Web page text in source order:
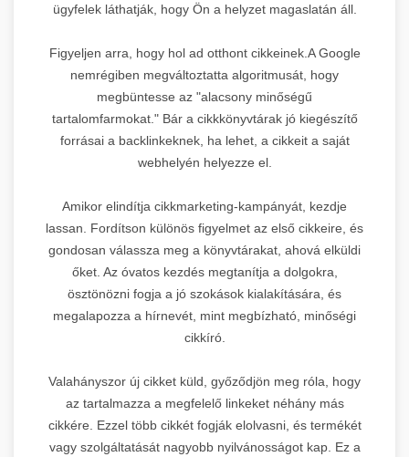
ügyfelek láthatják, hogy Ön a helyzet magaslatán áll.
Figyeljen arra, hogy hol ad otthont cikkeinek.A Google
nemrégiben megváltoztatta algoritmusát, hogy
megbüntesse az "alacsony minőségű
tartalomfarmokat." Bár a cikkkönyvtárak jó kiegészítő
forrásai a backlinkeknek, ha lehet, a cikkeit a saját
webhelyén helyezze el.
Amikor elindítja cikkmarketing-kampányát, kezdje
lassan. Fordítson különös figyelmet az első cikkeire, és
gondosan válassza meg a könyvtárakat, ahová elküldi
őket. Az óvatos kezdés megtanítja a dolgokra,
ösztönözni fogja a jó szokások kialakítására, és
megalapozza a hírnevét, mint megbízható, minőségi
cikkíró.
Valahányszor új cikket küld, győződjön meg róla, hogy
az tartalmazza a megfelelő linkeket néhány más
cikkére. Ezzel több cikkét fogják elolvasni, és termékét
vagy szolgáltatását nagyobb nyilvánosságot kap. Ez a